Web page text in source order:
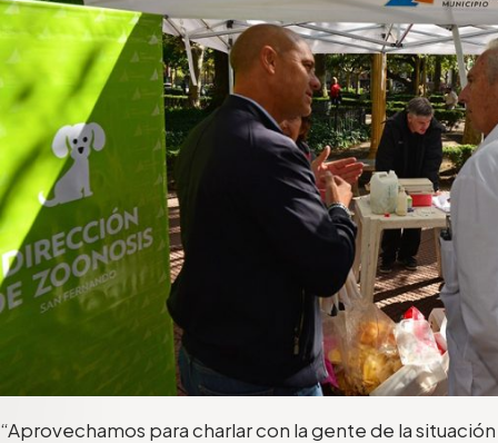
“Aprovechamos para charlar con la gente de la